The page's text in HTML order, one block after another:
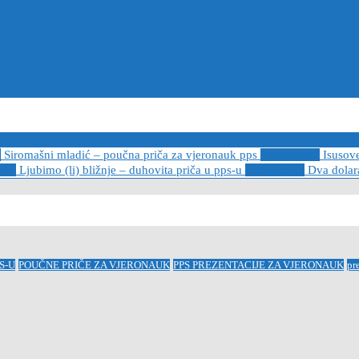
Siromašni mladić – poučna priča za vjeronauk pps
Ljubimo (li) bližnje – duhovita priča u pps-u Dva
U POUČNE PRIČE ZA VJERONAUK PPS PREZENTACIJE ZA VJERONAUK